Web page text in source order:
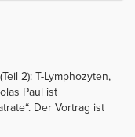
2): T-Lymphozyten,
Paul ist
Der Vortrag ist